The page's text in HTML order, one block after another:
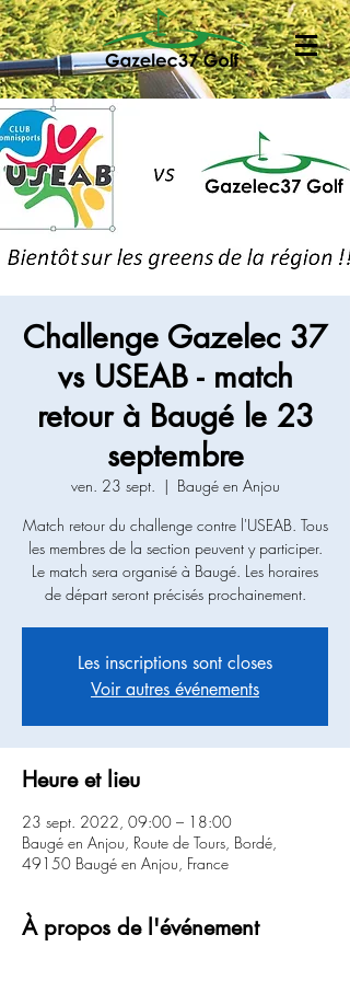
Challenge Gazelec 37
vs USEAB - match
retour à Baugé le 23
septembre
ven. 23 sept.
  |
Baugé en Anjou
Match retour du challenge contre l'USEAB. Tous
les membres de la section peuvent y participer.
Le match sera organisé à Baugé. Les horaires
de départ seront précisés prochainement.
Les inscriptions sont closes
Voir autres événements
Heure et lieu
23 sept. 2022, 09:00 – 18:00
Baugé en Anjou, Route de Tours, Bordé,
49150 Baugé en Anjou, France
À propos de l'événement